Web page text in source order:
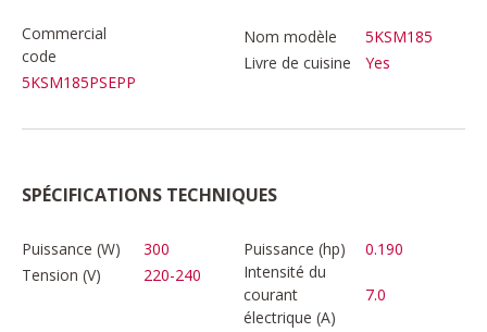
Commercial
code
5KSM185PSEPP
Nom modèle
5KSM185
Livre de cuisine
Yes
SPÉCIFICATIONS TECHNIQUES
Puissance (W) 300 Puissance (hp)
0.190
Tension (V)
220-240
Intensité du
courant
électrique (A)
7.0